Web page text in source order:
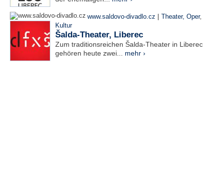
www.saldovo-divadlo.cz | Theater, Oper,
Kultur
Šalda-Theater, Liberec
Zum traditionsreichen Šalda-Theater in Liberec
gehören heute zwei... mehr ›